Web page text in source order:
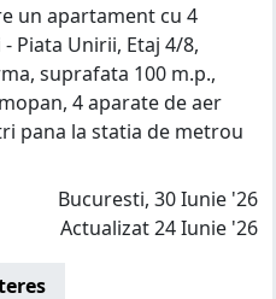
un apartament cu 4
Piata Unirii, Etaj 4/8,
suprafata 100 m.p.,
4 aparate de aer
pana la statia de metrou
Bucuresti, 30 Iunie '26
Actualizat 24 Iunie '26